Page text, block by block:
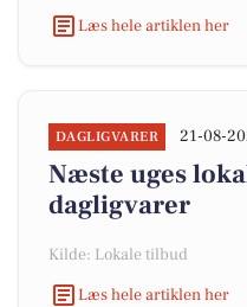
Læs hele artiklen her
DAGLIGVARER 21-08-
Næste uges
dagligvarer
Kilde: Lokale tilbud
Læs hele artiklen her